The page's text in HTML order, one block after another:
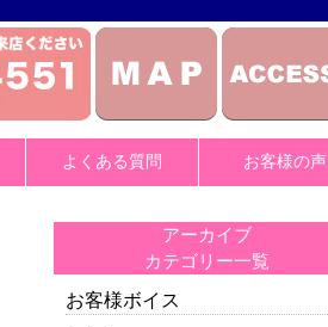
よくある質問 お客様の声
アーカイブ
カテゴリー一覧
お客様ボイス